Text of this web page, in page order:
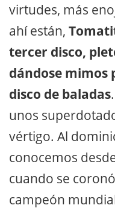
virtudes, más
ahí están,
tercer disco,
dándose mimos
disco de baladas
unos
vértigo. Al
conocemos
cuando se
campeón